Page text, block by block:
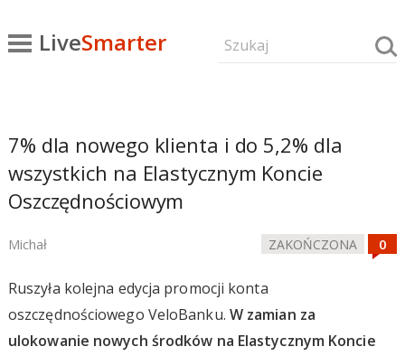
LiveSmarter
7% dla nowego klienta i do 5,2% dla
wszystkich na Elastycznym Koncie
Oszczędnościowym
Michał ZAKOŃCZONA
Ruszyła kolejna edycja promocji konta
oszczędnościowego VeloBanku. W zamian za
ulokowanie nowych środków na Elastycznym Koncie